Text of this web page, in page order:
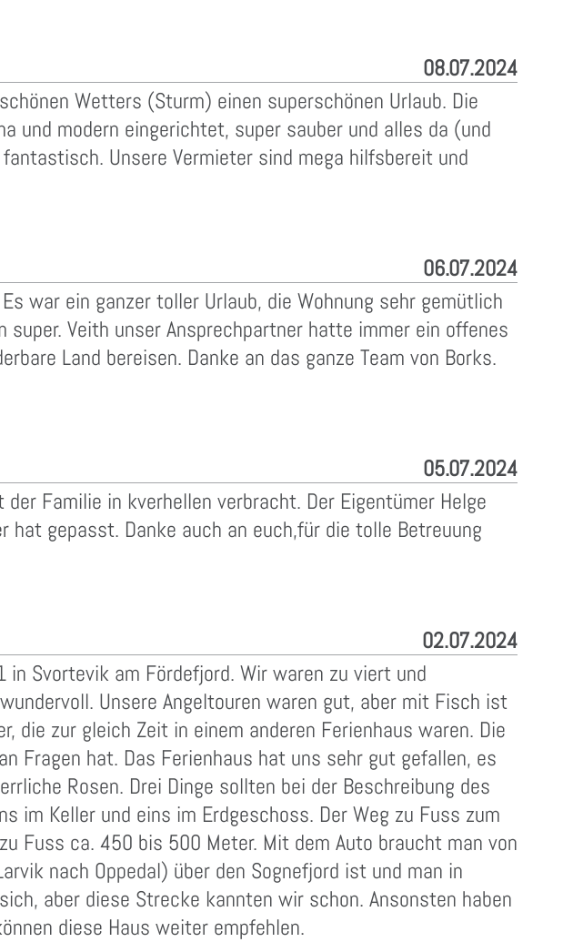
08.07.2024
Wetters (Sturm) einen superschönen Urlaub. Die
und modern eingerichtet, super sauber und alles da (und
Unsere Vermieter sind mega hilfsbereit und
06.07.2024
war ein ganzer toller Urlaub, die Wohnung sehr gemütlich
Veith unser Ansprechpartner hatte immer ein offenes
Land bereisen. Danke an das ganze Team von Borks.
05.07.2024
Familie in kverhellen verbracht. Der Eigentümer Helge
hat gepasst. Danke auch an euch,für die tolle Betreuung
02.07.2024
Svortevik am Fördefjord. Wir waren zu viert und
Unsere Angeltouren waren gut, aber mit Fisch ist
die zur gleich Zeit in einem anderen Ferienhaus waren. Die
Fragen hat. Das Ferienhaus hat uns sehr gut gefallen, es
Rosen. Drei Dinge sollten bei der Beschreibung des
im Keller und eins im Erdgeschoss. Der Weg zu Fuss zum
Fuss ca. 450 bis 500 Meter. Mit dem Auto braucht man von
nach Oppedal) über den Sognefjord ist und man in
aber diese Strecke kannten wir schon. Ansonsten haben
diese Haus weiter empfehlen.